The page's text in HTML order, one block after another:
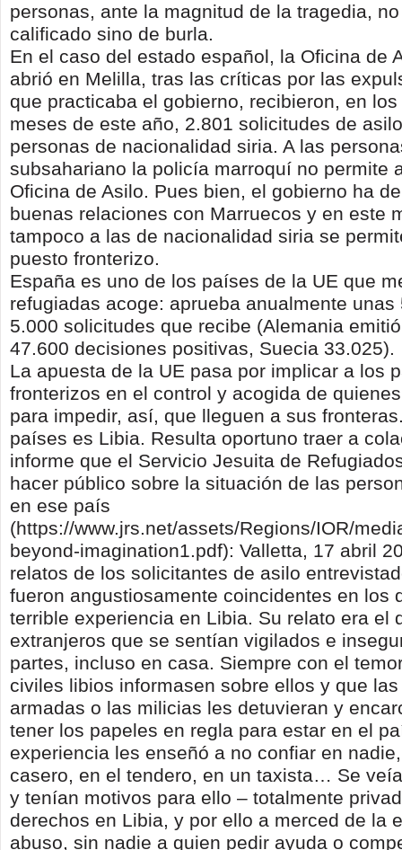
personas, ante la magnitud de la tragedia,
calificado sino de burla.
En el caso del estado español, la Oficina de
abrió en Melilla, tras las críticas por las
que practicaba el gobierno, recibieron, en
meses de este año, 2.801 solicitudes de
personas de nacionalidad siria. A las
subsahariano la policía marroquí no permite
Oficina de Asilo. Pues bien, el gobierno ha
buenas relaciones con Marruecos y en este
tampoco a las de nacionalidad siria se
puesto fronterizo.
España es uno de los países de la UE que
refugiadas acoge: aprueba anualmente unas
5.000 solicitudes que recibe (Alemania
47.600 decisiones positivas, Suecia 33.025).
La apuesta de la UE pasa por implicar a los
fronterizos en el control y acogida de
para impedir, así, que lleguen a sus
países es Libia. Resulta oportuno traer a
informe que el Servicio Jesuita de
hacer público sobre la situación de las
en ese país
(https://www.jrs.net/assets/Regions/IOR/
beyond-imagination1.pdf): Valletta, 17 abril
relatos de los solicitantes de asilo
fueron angustiosamente coincidentes en los
terrible experiencia en Libia. Su relato era el
extranjeros que se sentían vigilados e
partes, incluso en casa. Siempre con el
civiles libios informasen sobre ellos y que
armadas o las milicias les detuvieran y
tener los papeles en regla para estar en el
experiencia les enseñó a no confiar en
casero, en el tendero, en un taxista… Se
y tenían motivos para ello – totalmente
derechos en Libia, y por ello a merced de la
abuso, sin nadie a quien pedir ayuda o